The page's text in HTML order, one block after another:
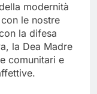
modernità
le nostre
la difesa
la Dea Madre
comunitari e